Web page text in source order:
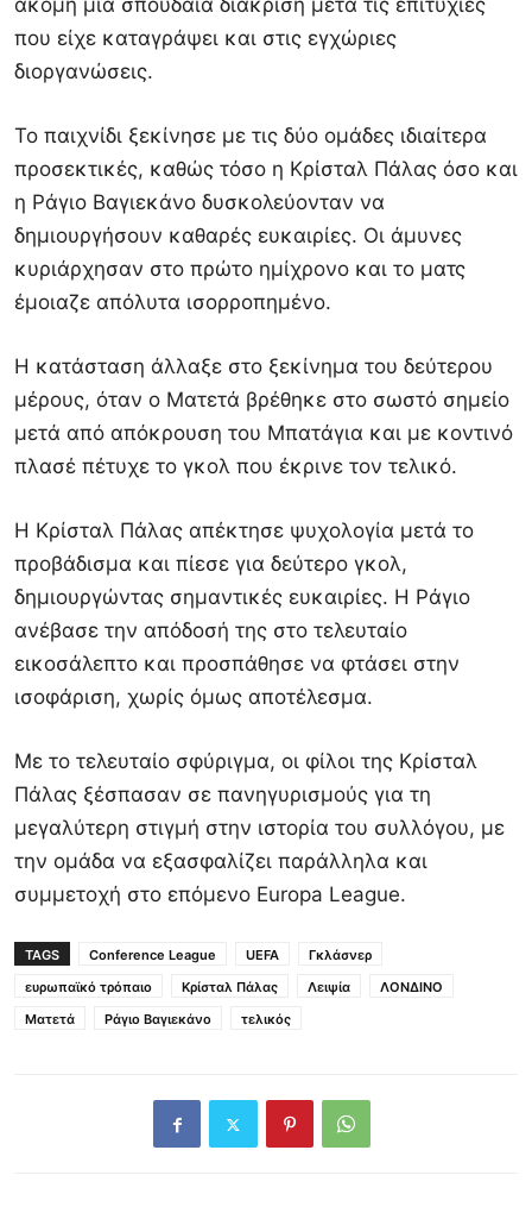
ακόμη μία σπουδαία διάκριση μετά τις επιτυχίες
που είχε καταγράψει και στις εγχώριες
διοργανώσεις.
Το παιχνίδι ξεκίνησε με τις δύο ομάδες ιδιαίτερα
προσεκτικές, καθώς τόσο η Κρίσταλ Πάλας όσο και
η Ράγιο Βαγιεκάνο δυσκολεύονταν να
δημιουργήσουν καθαρές ευκαιρίες. Οι άμυνες
κυριάρχησαν στο πρώτο ημίχρονο και το ματς
έμοιαζε απόλυτα ισορροπημένο.
Η κατάσταση άλλαξε στο ξεκίνημα του δεύτερου
μέρους, όταν ο Ματετά βρέθηκε στο σωστό σημείο
μετά από απόκρουση του Μπατάγια και με κοντινό
πλασέ πέτυχε το γκολ που έκρινε τον τελικό.
Η Κρίσταλ Πάλας απέκτησε ψυχολογία μετά το
προβάδισμα και πίεσε για δεύτερο γκολ,
δημιουργώντας σημαντικές ευκαιρίες. Η Ράγιο
ανέβασε την απόδοσή της στο τελευταίο
εικοσάλεπτο και προσπάθησε να φτάσει στην
ισοφάριση, χωρίς όμως αποτέλεσμα.
Με το τελευταίο σφύριγμα, οι φίλοι της Κρίσταλ
Πάλας ξέσπασαν σε πανηγυρισμούς για τη
μεγαλύτερη στιγμή στην ιστορία του συλλόγου, με
την ομάδα να εξασφαλίζει παράλληλα και
συμμετοχή στο επόμενο Europa League.
TAGS Conference League UEFA
Γκλάσνερ
ευρωπαϊκό τρόπαιο
Κρίσταλ Πάλας Λειψία
ΛΟΝΔΙΝΟ
Ματετά
Ράγιο Βαγιεκάνο τελικός